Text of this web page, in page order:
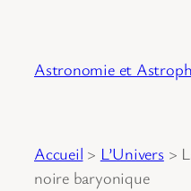
Astronomie et
Accueil > L’Univers>
noire baryonique